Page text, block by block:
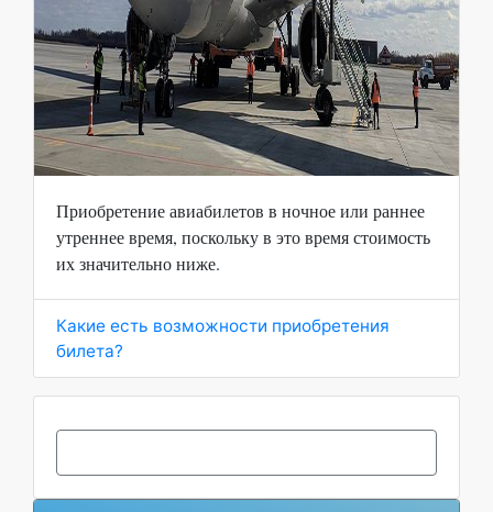
Приобретение авиабилетов в ночное или раннее
утреннее время, поскольку в это время стоимость
их значительно ниже.
Какие есть возможности приобретения
билета?